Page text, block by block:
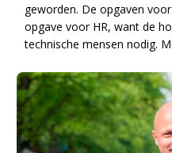
geworden. De opgaven
opgave voor HR, want de
technische mensen nodig.